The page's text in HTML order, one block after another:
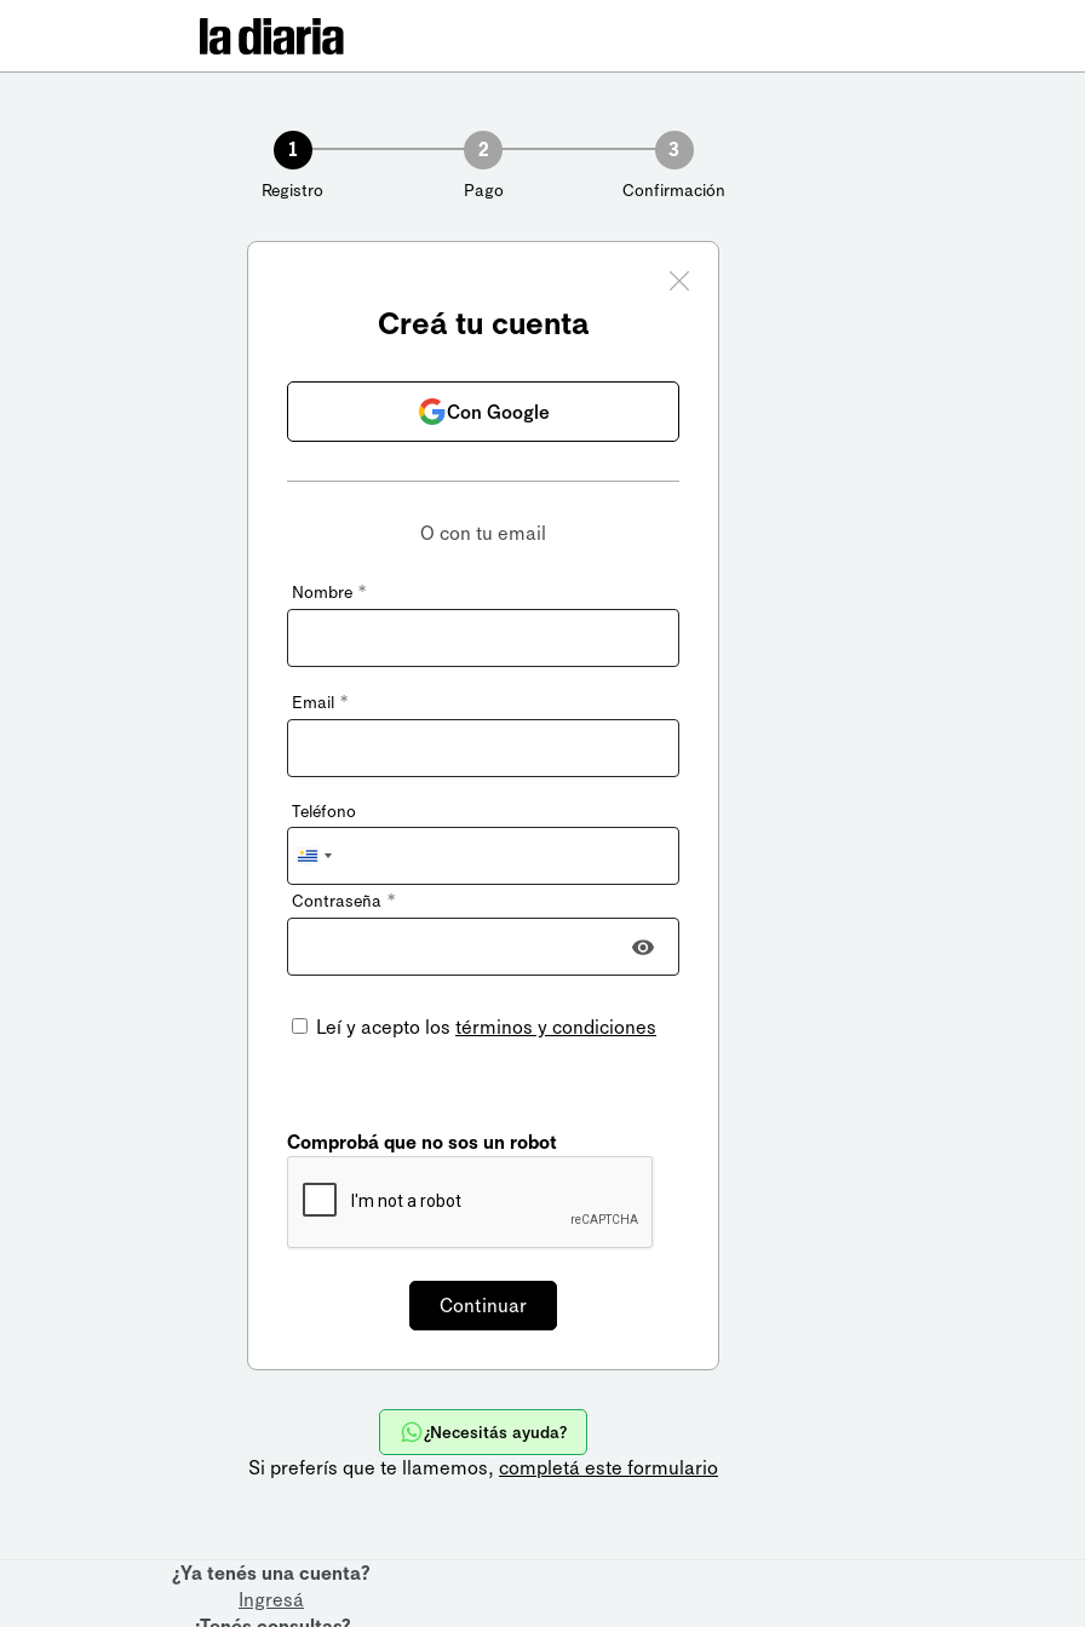
1
Registro
2
Pago
3
Confirmación
Creá tu cuenta
Con Google
O con tu email
Nombre *
Email *
Teléfono
Uruguay
+598
Contraseña *
Leí y acepto los términos y condiciones
Comprobá que no sos un robot
¿Necesitás ayuda?
Si preferís que te llamemos, completá este formulario
¿Ya tenés una cuenta?
Ingresá